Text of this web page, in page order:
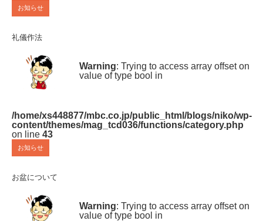
お知らせ
礼儀作法
Warning: Trying to access array offset on
value of type bool in
/home/xs448877/mbc.co.jp/public_html/blogs/niko/wp-
content/themes/mag_tcd036/functions/category.php
on line 43
お知らせ
お盆について
Warning: Trying to access array offset on
value of type bool in